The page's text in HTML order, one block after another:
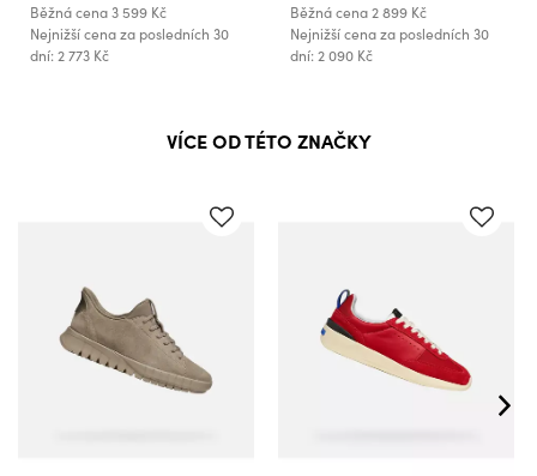
Běžná cena3 599 Kč
Nejnižší cena za posledních 30
dní: 2 773 Kč
Běžná cena2 899 Kč
Nejnižší cena za posledních 30
dní: 2 090 Kč
VÍCE OD TÉTO ZNAČKY